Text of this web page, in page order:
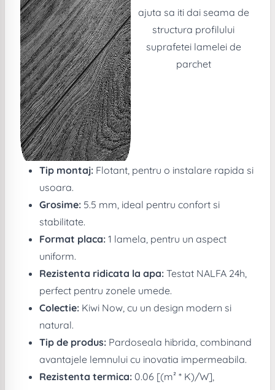
ajuta sa iti dai seama de
structura profilului
suprafetei lamelei de
parchet
Tip montaj: Flotant, pentru o instalare rapida si
usoara.
Grosime: 5.5 mm, ideal pentru confort si
stabilitate.
Format placa: 1 lamela, pentru un aspect
uniform.
Rezistenta ridicata la apa: Testat NALFA 24h,
perfect pentru zonele umede.
Colectie: Kiwi Now, cu un design modern si
natural.
Tip de produs: Pardoseala hibrida, combinand
avantajele lemnului cu inovatia impermeabila.
Rezistenta termica: 0.06 [(m² * K)/W],